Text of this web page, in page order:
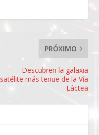
PRÓXIMO
Descubren la galaxia
satélite más tenue de la Vía
Láctea